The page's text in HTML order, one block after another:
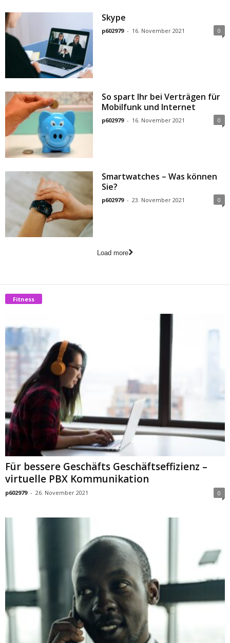
Skype
p602979 - 16. November 2021 0
So spart Ihr bei Verträgen für
Mobilfunk und Internet
p602979 - 16. November 2021 0
Smartwatches – Was können
Sie?
p602979 - 23. November 2021 0
Load more
Fitness
Für bessere Geschäfts Geschäftseffizienz –
virtuelle PBX Kommunikation
p602979 - 26. November 2021 0